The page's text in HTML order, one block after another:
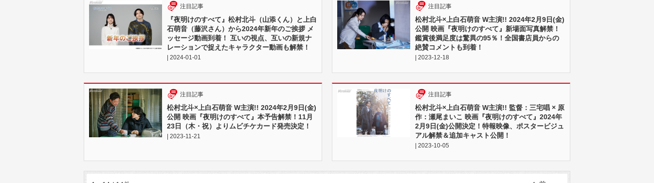
注目記事
『夜明けのすべて』松村北斗（山添くん）と上白
石萌音（藤沢さん）から2024年新年のご挨拶 メ
ッセージ動画到着！ 互いの視点、互いの新規ナ
レーションで捉えたキャラクター動画も解禁！
| 2024-01-01
注目記事
松村北斗×上白石萌音 W主演!! 2024年2月9日(金)
公開 映画『夜明けのすべて』新場面写真解禁！
鑑賞後満足度は驚異の95％！全国書店員からの
絶賛コメントも到着！
| 2023-12-18
注目記事
松村北斗×上白石萌音 W主演!! 2024年2月9日(金)
公開 映画『夜明けのすべて』本予告解禁！11月
23日（木・祝）よりムビチケカード発売決定！
| 2023-11-21
注目記事
松村北斗×上白石萌音 W主演!! 監督：三宅唱 × 原
作：瀬尾まいこ 映画『夜明けのすべて』2024年
2月9日(金)公開決定！特報映像、ポスタービジュ
アル解禁＆追加キャスト公開！
| 2023-10-05